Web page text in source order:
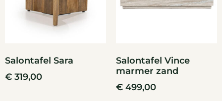
Salontafel Sara
€ 319,00
Salontafel Vince
marmer zand
€ 499,00